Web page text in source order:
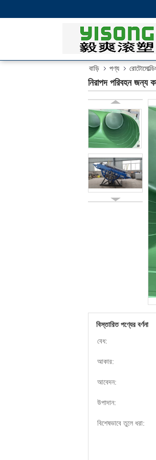
বাড়ি পণ্য
নিরাপদ পরিবহন
বিস্তারিত পণ্যের বর্ণনা
বেধ:
আকার:
আবেদন:
উপাদান:
বিশেষভাবে তুলে ধরা: